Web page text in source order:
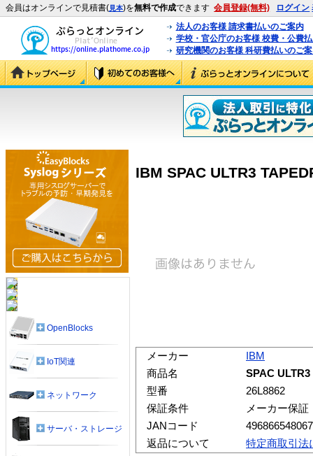
会員はオンラインで見積書(見本)を無料で作成できます 会員登録(無料) ログイン
法人のお客様 請求書払いのご案内
学校・官公庁のお客様 校費・公費
研究機関のお客様 科研費払いのご
IBM SPAC ULTR3
メーカー
IBM
商品名
SPAC
型番
26L8862
保証条件
メーカー保証
JANコード
返品について
特定商取引法
OpenBlocks
IoT関連
ネットワーク
サーバ・ストレージ